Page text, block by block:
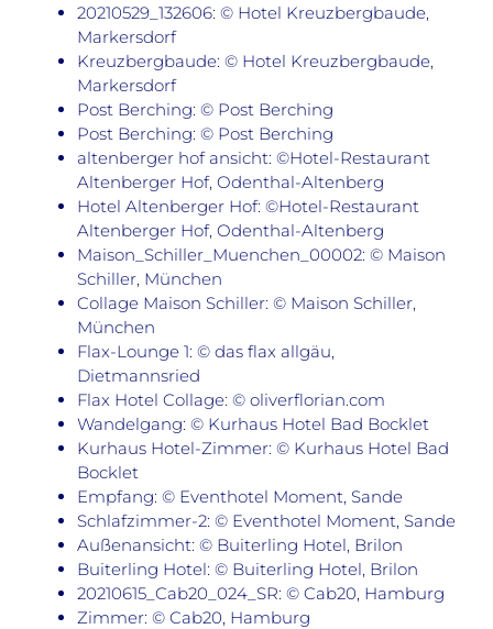
20210529_132606: © Hotel Kreuzbergbaude,
Markersdorf
Kreuzbergbaude: © Hotel Kreuzbergbaude,
Markersdorf
Post Berching: © Post Berching
Post Berching: © Post Berching
altenberger hof ansicht: ©Hotel-Restaurant
Altenberger Hof, Odenthal-Altenberg
Hotel Altenberger Hof: ©Hotel-Restaurant
Altenberger Hof, Odenthal-Altenberg
Maison_Schiller_Muenchen_00002: © Maison
Schiller, München
Collage Maison Schiller: © Maison Schiller,
München
Flax-Lounge 1: © das flax allgäu,
Dietmannsried
Flax Hotel Collage: © oliverflorian.com
Wandelgang: © Kurhaus Hotel Bad Bocklet
Kurhaus Hotel-Zimmer: © Kurhaus Hotel Bad
Bocklet
Empfang: © Eventhotel Moment, Sande
Schlafzimmer-2: © Eventhotel Moment, Sande
Außenansicht: © Buiterling Hotel, Brilon
Buiterling Hotel: © Buiterling Hotel, Brilon
20210615_Cab20_024_SR: © Cab20, Hamburg
Zimmer: © Cab20, Hamburg